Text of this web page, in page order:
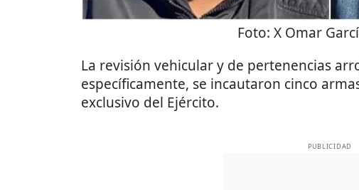
Foto: X Omar
La revisión vehicular y de pertenencias
específicamente, se incautaron cinco
exclusivo del Ejército.
PUBLICIDAD